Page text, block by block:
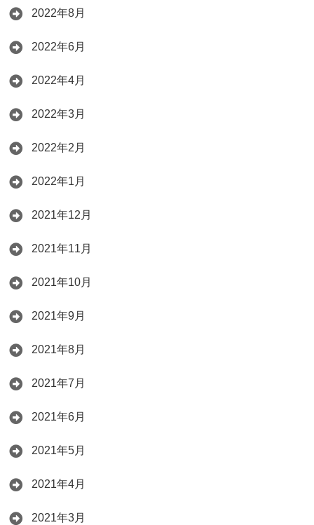
2022年8月
2022年6月
2022年4月
2022年3月
2022年2月
2022年1月
2021年12月
2021年11月
2021年10月
2021年9月
2021年8月
2021年7月
2021年6月
2021年5月
2021年4月
2021年3月